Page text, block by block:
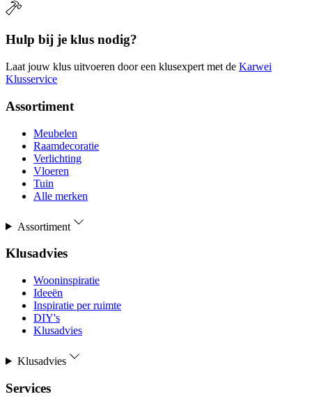
Hulp bij je klus nodig?
Laat jouw klus uitvoeren door een klusexpert met de Karwei
Klusservice
Assortiment
Meubelen
Raamdecoratie
Verlichting
Vloeren
Tuin
Alle merken
Assortiment
Klusadvies
Wooninspiratie
Ideeën
Inspiratie per ruimte
DIY's
Klusadvies
Klusadvies
Services